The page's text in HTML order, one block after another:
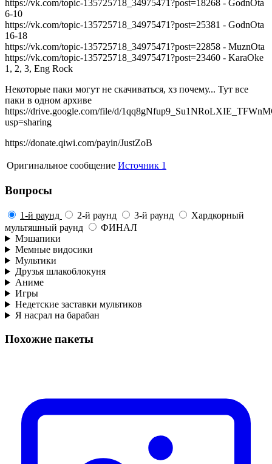
https://vk.com/topic-135725718_34975471?post=18268 - GodnOta
6-10
https://vk.com/topic-135725718_34975471?post=25381 - GodnOta
16-18
https://vk.com/topic-135725718_34975471?post=22858 - MuznOta
https://vk.com/topic-135725718_34975471?post=23460 - KaraOke
1, 2, 3, Eng Rock
Некоторые паки могут не скачиваться, хз почему... Тут все
паки в одном архиве
https://drive.google.com/file/d/
usp=sharing
https://donate.qiwi.com/payin/JustZoB
Оригинальное сообщение Источник 1
Вопросы
1-й раунд 2-й раунд 3-й раунд
Хардкорный
мультяшный раунд
ФИНАЛ
Мэшапики
Мемные видосики
Мультики
Друзья шлакоблокуня
Аниме
Игры
Недетские заставки мультиков
Я насрал на барабан
Похожие пакеты